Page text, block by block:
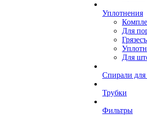
Уплотнения
Для
Для
Спирали
Трубки
Фильтры